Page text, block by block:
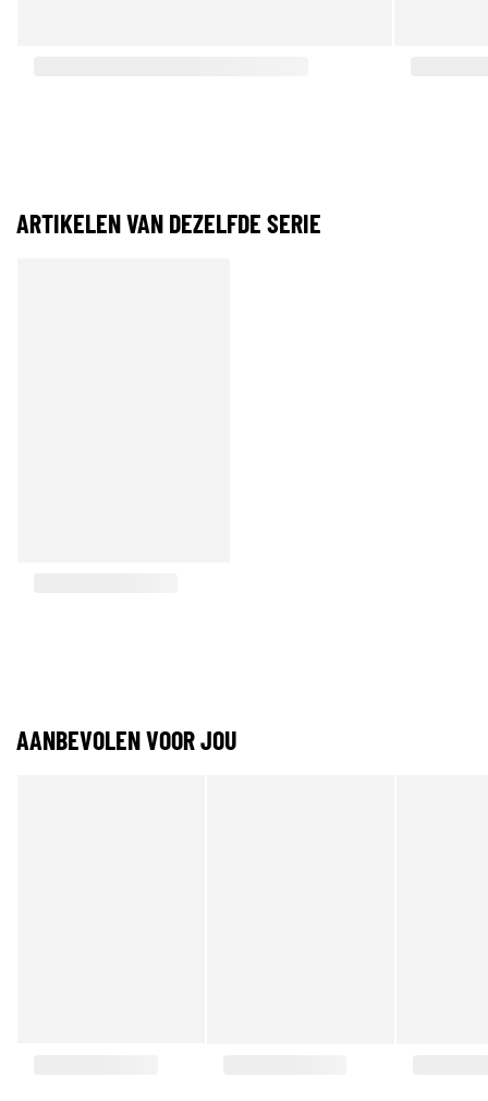
ARTIKELEN VAN DEZELFDE SERIE
AANBEVOLEN VOOR JOU